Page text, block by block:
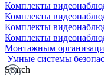
Комплекты
Комплекты
Комплекты
Комплекты
Монтажным
Умные системы
Search